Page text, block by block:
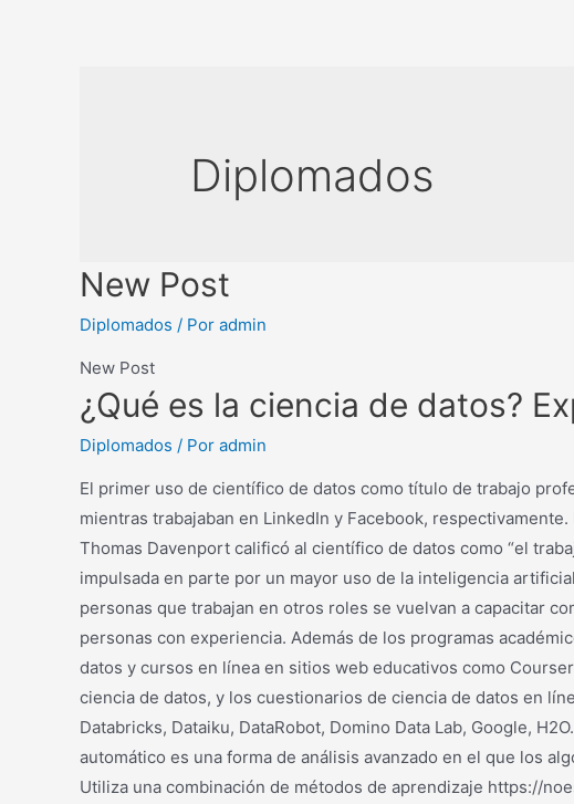
Diplomados
New Post
Diplomados / Por admin
New Post
¿Qué es la ciencia de datos?
Diplomados / Por admin
El primer uso de científico de datos como título de trabajo
mientras trabajaban en LinkedIn y Facebook,
Thomas Davenport calificó al científico de datos como “el
impulsada en parte por un mayor uso de la inteligencia
personas que trabajan en otros roles se vuelvan a capacitar
personas con experiencia. Además de los programas
datos y cursos en línea en sitios web educativos como
ciencia de datos, y los cuestionarios de ciencia de datos en
Databricks, Dataiku, DataRobot, Domino Data Lab, Google,
automático es una forma de análisis avanzado en el que los
Utiliza una combinación de métodos de aprendizaje https://